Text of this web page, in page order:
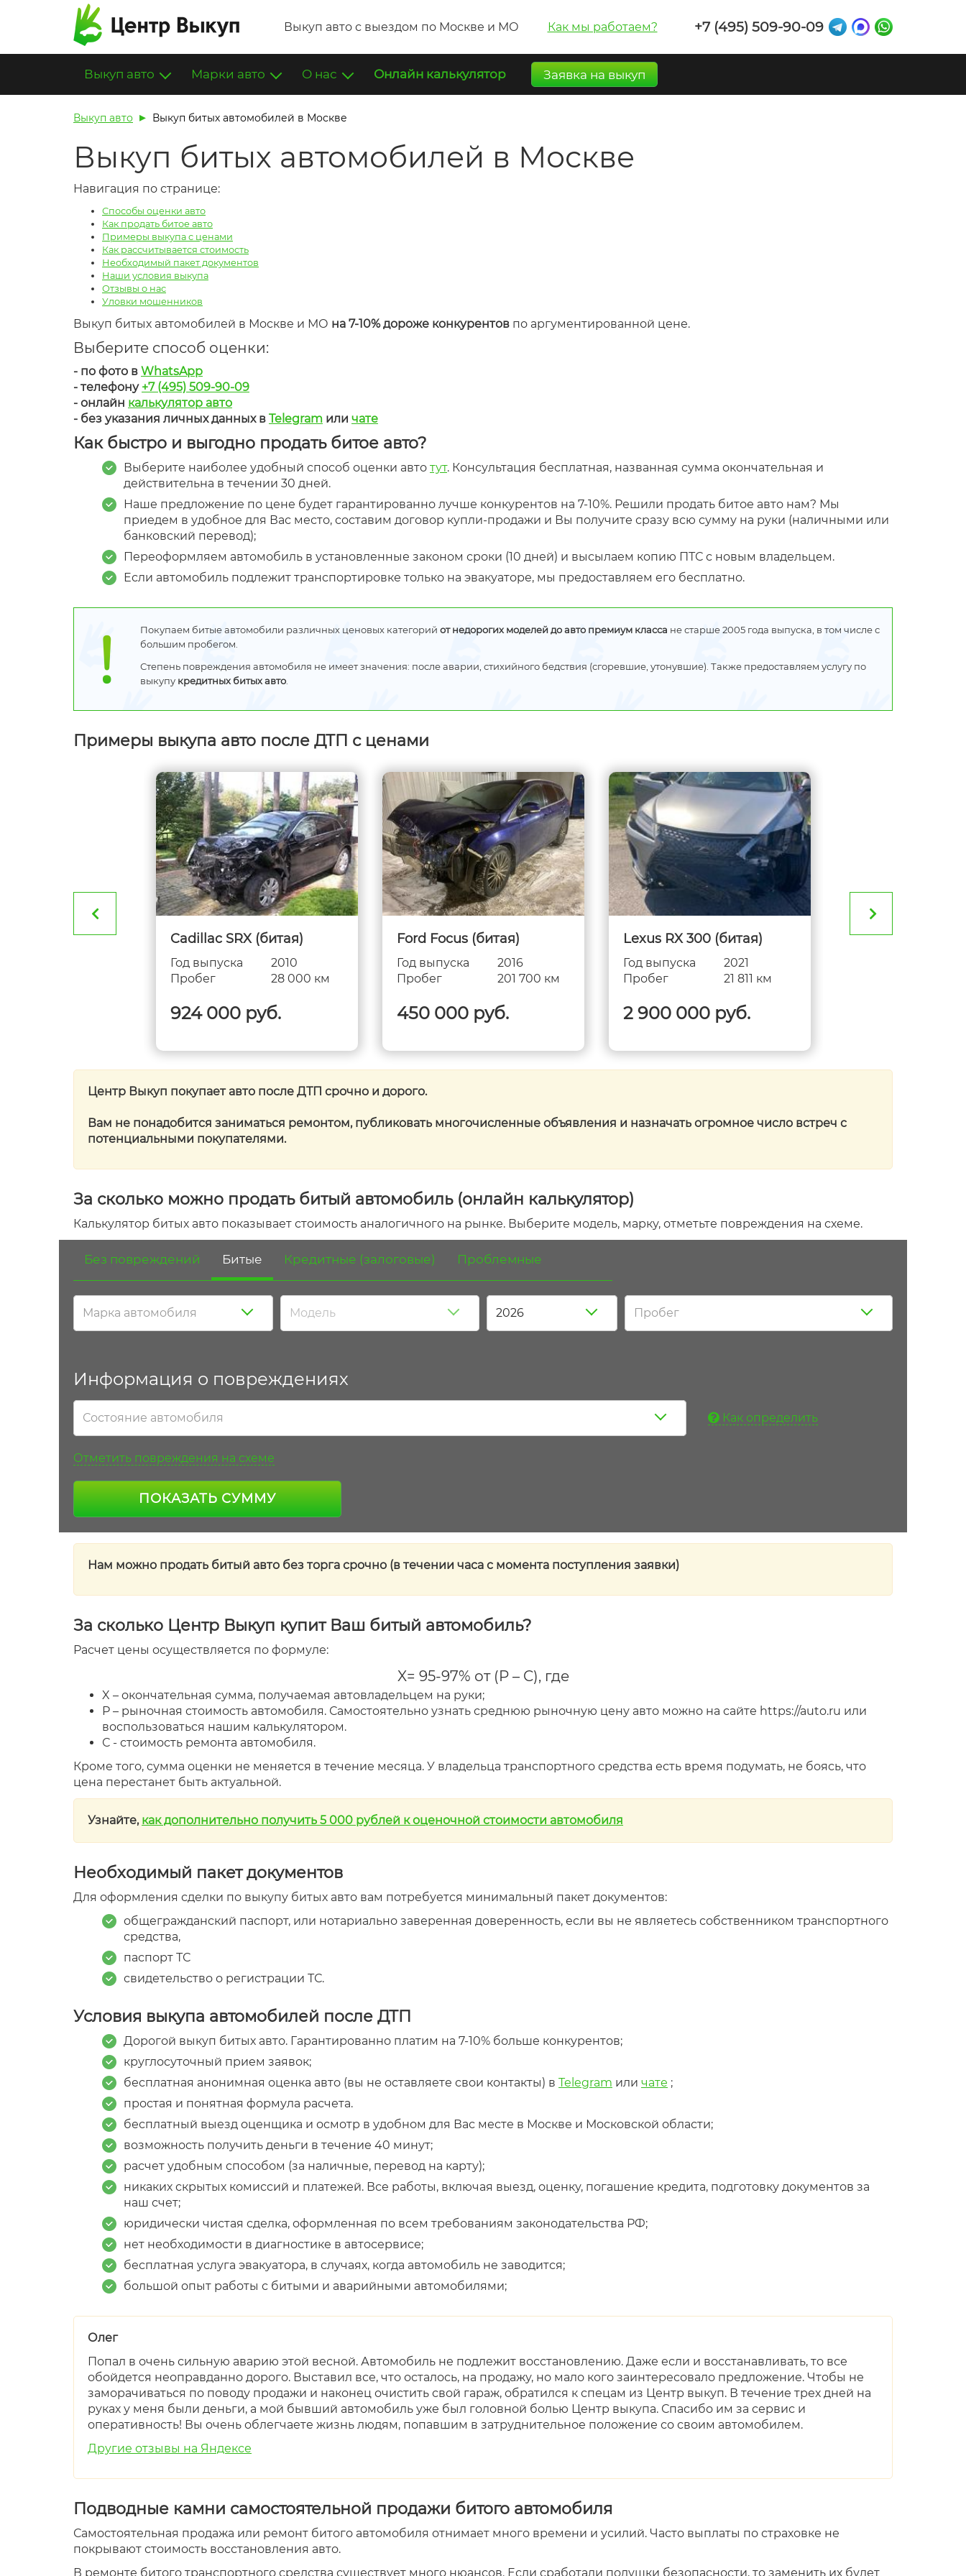
Выкуп авто с выездом по Москве и МО Как мы работаем? +7 (495) 509-90-09
Выкуп авто Марки авто О нас Онлайн калькулятор Заявка на выкуп
Выкуп авто Выкуп битых автомобилей в Москве
Выкуп битых автомобилей в Москве
Навигация по странице:
Способы оценки авто
Как продать битое авто
Примеры выкупа с ценами
Как рассчитывается стоимость
Необходимый пакет документов
Наши условия выкупа
Отзывы о нас
Уловки мошенников
Выкуп битых автомобилей в Москве и МО на 7-10% дороже конкурентов по аргументированной цене.
Выберите способ оценки:
- по фото в WhatsApp
- телефону +7 (495) 509-90-09
- онлайн калькулятор авто
- без указания личных данных в Telegram или чате
Как быстро и выгодно продать битое авто?
Выберите наиболее удобный способ оценки авто тут. Консультация бесплатная, названная сумма окончательная и
действительна в течении 30 дней.
Наше предложение по цене будет гарантированно лучше конкурентов на 7-10%. Решили продать битое авто нам? Мы
приедем в удобное для Вас место, составим договор купли-продажи и Вы получите сразу всю сумму на руки (наличными или
банковский перевод);
Переоформляем автомобиль в установленные законом сроки (10 дней) и высылаем копию ПТС с новым владельцем.
Если автомобиль подлежит транспортировке только на эвакуаторе, мы предоставляем его бесплатно.
Покупаем битые автомобили различных ценовых категорий от недорогих моделей до авто премиум класса не старше 2005 года выпуска, в том числе с
большим пробегом.
Степень повреждения автомобиля не имеет значения: после аварии, стихийного бедствия (сгоревшие, утонувшие). Также предоставляем услугу по
выкупу кредитных битых авто
Примеры выкупа авто после ДТП с ценами
(битая) Cadillac SRX (битая)
Год выпуска
2010
Пробег
28 000 км
924 000 руб.
Ford Focus (битая)
Год выпуска
2016
Пробег
201 700 км
450 000 руб.
Lexus RX 300 (битая)
Год выпуска
2021
Пробег
21 811 км
2 900 000 руб.
Audi RS5 (битая)
Центр Выкуп покупает авто после ДТП срочно и дорого.
Вам не понадобится заниматься ремонтом, публиковать многочисленные объявления и назначать огромное число встреч с
потенциальными покупателями.
За сколько можно продать битый автомобиль (онлайн калькулятор)
Калькулятор битых авто показывает стоимость аналогичного на рынке. Выберите модель, марку, отметьте повреждения на схеме.
Без повреждений Битые Кредитные (залоговые) Проблемные
Марка автомобиля Модель 2026 Пробег
Информация о повреждениях
Состояние автомобиля Как определить
Отметить повреждения на схеме
ПОКАЗАТЬ СУММУ
Нам можно продать битый авто без торга срочно (в течении часа с момента поступления заявки)
За сколько Центр Выкуп купит Ваш битый автомобиль?
Расчет цены осуществляется по формуле:
X= 95-97% от (P – C), где
X – окончательная сумма, получаемая автовладельцем на руки;
Р – рыночная стоимость автомобиля. Самостоятельно узнать среднюю рыночную цену авто можно на сайте https://auto.ru или
воспользоваться нашим калькулятором.
С - стоимость ремонта автомобиля.
Кроме того, сумма оценки не меняется в течение месяца. У владельца транспортного средства есть время подумать, не боясь, что
цена перестанет быть актуальной.
Узнайте, как дополнительно получить 5 000 рублей к оценочной стоимости автомобиля
Необходимый пакет документов
Для оформления сделки по выкупу битых авто вам потребуется минимальный пакет документов:
общегражданский паспорт, или нотариально заверенная доверенность, если вы не являетесь собственником транспортного
средства,
паспорт ТС
свидетельство о регистрации ТС.
Условия выкупа автомобилей после ДТП
Дорогой выкуп битых авто. Гарантированно платим на 7-10% больше конкурентов;
круглосуточный прием заявок;
бесплатная анонимная оценка авто (вы не оставляете свои контакты) в Telegram или чате ;
простая и понятная формула расчета.
бесплатный выезд оценщика и осмотр в удобном для Вас месте в Москве и Московской области;
возможность получить деньги в течение 40 минут;
расчет удобным способом (за наличные, перевод на карту);
никаких скрытых комиссий и платежей. Все работы, включая выезд, оценку, погашение кредита, подготовку документов за
наш счет;
юридически чистая сделка, оформленная по всем требованиям законодательства РФ;
нет необходимости в диагностике в автосервисе;
бесплатная услуга эвакуатора, в случаях, когда автомобиль не заводится;
большой опыт работы с битыми и аварийными автомобилями;
Олег
Попал в очень сильную аварию этой весной. Автомобиль не подлежит восстановлению. Даже если и восстанавливать, то все
обойдется неоправданно дорого. Выставил все, что осталось, на продажу, но мало кого заинтересовало предложение. Чтобы не
заморачиваться по поводу продажи и наконец очистить свой гараж, обратился к спецам из Центр выкуп. В течение трех дней на
руках у меня были деньги, а мой бывший автомобиль уже был головной болью Центр выкупа. Спасибо им за сервис и
оперативность! Вы очень облегчаете жизнь людям, попавшим в затруднительное положение со своим автомобилем.
Другие отзывы на Яндексе
Подводные камни самостоятельной продажи битого автомобиля
Самостоятельная продажа или ремонт битого автомобиля отнимает много времени и усилий. Часто выплаты по страховке не
покрывают стоимость восстановления авто.
В ремонте битого транспортного средства существует много нюансов. Если сработали подушки безопасности, то заменить их будет